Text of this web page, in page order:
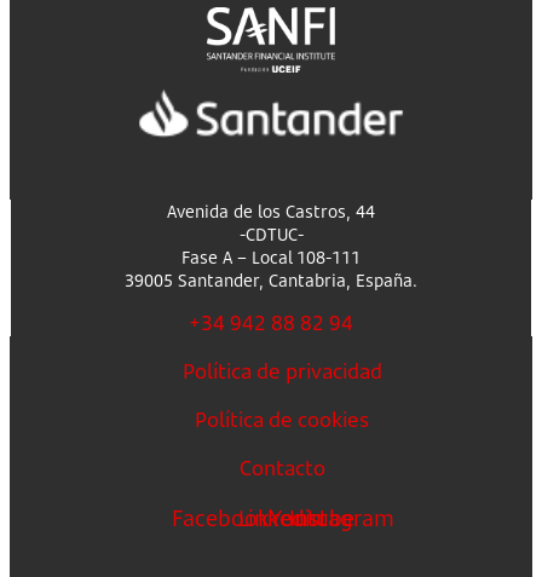
Avenida de los Castros, 44
-CDTUC-
Fase A – Local 108-111
39005 Santander, Cantabria, España.
+34 942 88 82 94
Política de privacidad
Política de cookies
Contacto
FacebookLinkedin
Youtube
Instagram